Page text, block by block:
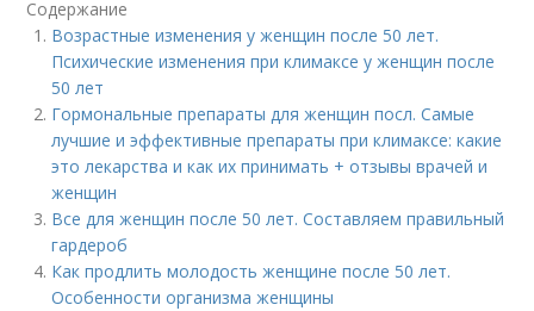
Содержание
Возрастные изменения у женщин после 50 лет.
Психические изменения при климаксе у женщин после
50 лет
Гормональные препараты для женщин посл. Самые
лучшие и эффективные препараты при климаксе: какие
это лекарства и как их принимать + отзывы врачей и
женщин
Все для женщин после 50 лет. Составляем правильный
гардероб
Как продлить молодость женщине после 50 лет.
Особенности организма женщины